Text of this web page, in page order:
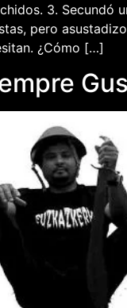
3. Secundó
pero
¿Cómo […]